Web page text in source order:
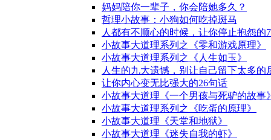
妈妈陪你一辈子，你会陪她多久？
哲理小故事：小狗如何吃掉斑马
人都有不顺心的时候，让你停止抱怨的
小故事大道理系列之《零和游戏原理》
小故事大道理系列之《人生如玉》
人生的九大遗憾，别让自己留下太多的
让你内心变无比强大的26句话
小故事大道理《一个男孩与死驴的故事》
小故事大道理系列之《吃蛋的原理》
小故事大道理《天堂和地狱》
小故事大道理《迷失自我的虾》